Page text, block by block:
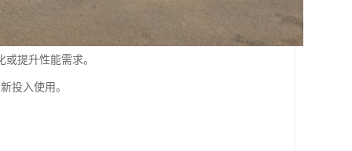
提升性能需求。
投入使用。